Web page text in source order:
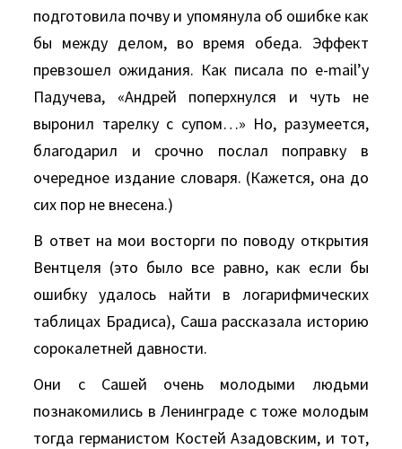
подготовила почву и упомянула об ошибке как
бы между делом, во время обеда. Эффект
превзошел ожидания. Как писала по e-mail’у
Падучева, «Андрей поперхнулся и чуть не
выронил тарелку с супом…» Но, разумеется,
благодарил и срочно послал поправку в
очередное издание словаря. (Кажется, она до
сих пор не внесена.)
В ответ на мои восторги по поводу открытия
Вентцеля (это было все равно, как если бы
ошибку удалось найти в логарифмических
таблицах Брадиса), Саша рассказала историю
сорокалетней давности.
Они с Сашей очень молодыми людьми
познакомились в Ленинграде с тоже молодым
тогда германистом Костей Азадовским, и тот,